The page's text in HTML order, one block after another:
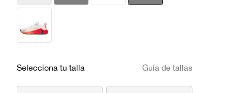
Selecciona tu talla Guía de tallas